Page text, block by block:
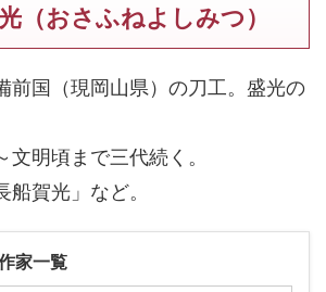
（おさふねよしみつ）
前国（現岡山県）の刀工。盛光の
明頃まで三代続く。
賀光」など。
家一覧